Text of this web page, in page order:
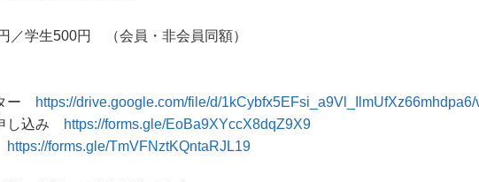
／学生500円 （会員・非会員同額）
ー
https://drive.google.com/file/d/
し込み
https://forms.gle/EoBa9XYccX8dqZ9X9
https://forms.gle/TmVFNztKQntaRJL19